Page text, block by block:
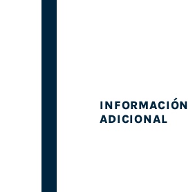
INFORMACIÓN
ADICIONAL